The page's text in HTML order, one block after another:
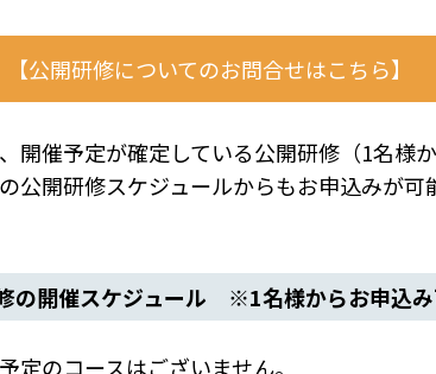
【公開研修についてのお問合せはこちら】
開催予定が確定している公開研修（1名様
開研修スケジュールからもお申込みが可
の開催スケジュール ※1名様からお申込
定のコースはございません。